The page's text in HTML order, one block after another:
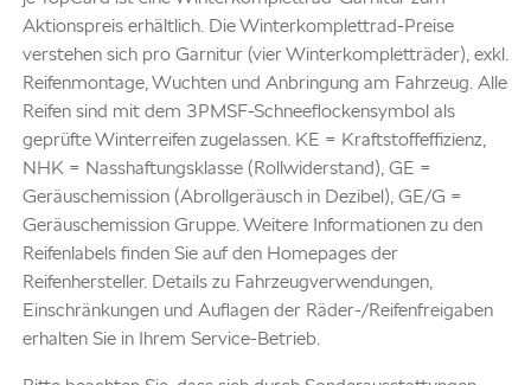
Aktionspreis erhältlich. Die Winterkomplettrad-Preise
verstehen sich pro Garnitur (vier Winterkompletträder), exkl.
Reifenmontage, Wuchten und Anbringung am Fahrzeug. Alle
Reifen sind mit dem 3PMSF-Schneeflockensymbol als
geprüfte Winterreifen zugelassen. KE = Kraftstoffeffizienz,
NHK = Nasshaftungsklasse (Rollwiderstand), GE =
Geräuschemission (Abrollgeräusch in Dezibel), GE/G =
Geräuschemission Gruppe. Weitere Informationen zu den
Reifenlabels finden Sie auf den Homepages der
Reifenhersteller. Details zu Fahrzeugverwendungen,
Einschränkungen und Auflagen der Räder-/Reifenfreigaben
erhalten Sie in Ihrem Service-Betrieb.